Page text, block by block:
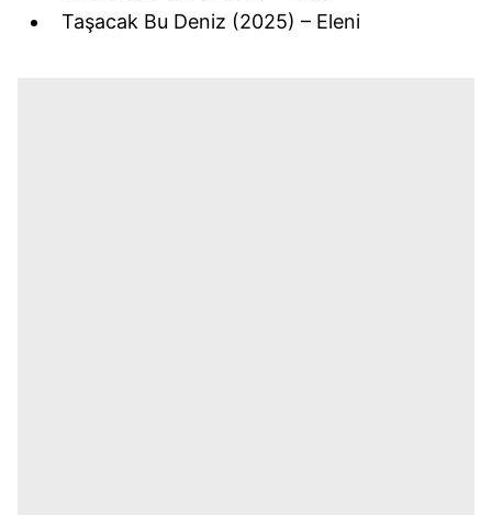
Taşacak Bu Deniz (2025) – Eleni